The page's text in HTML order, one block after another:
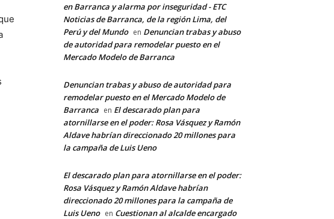
en Barranca y alarma por inseguridad - ETC
Noticias de Barranca, de la región Lima, del
Perú y del Mundo en Denuncian trabas y abuso
de autoridad para remodelar puesto en el
Mercado Modelo de Barranca
Denuncian trabas y abuso de autoridad para
remodelar puesto en el Mercado Modelo de
Barranca en El descarado plan para
atornillarse en el poder: Rosa Vásquez y Ramón
Aldave habrían direccionado 20 millones para
la campaña de Luis Ueno
El descarado plan para atornillarse en el poder:
Rosa Vásquez y Ramón Aldave habrían
direccionado 20 millones para la campaña de
Luis Ueno en Cuestionan al alcalde encargado